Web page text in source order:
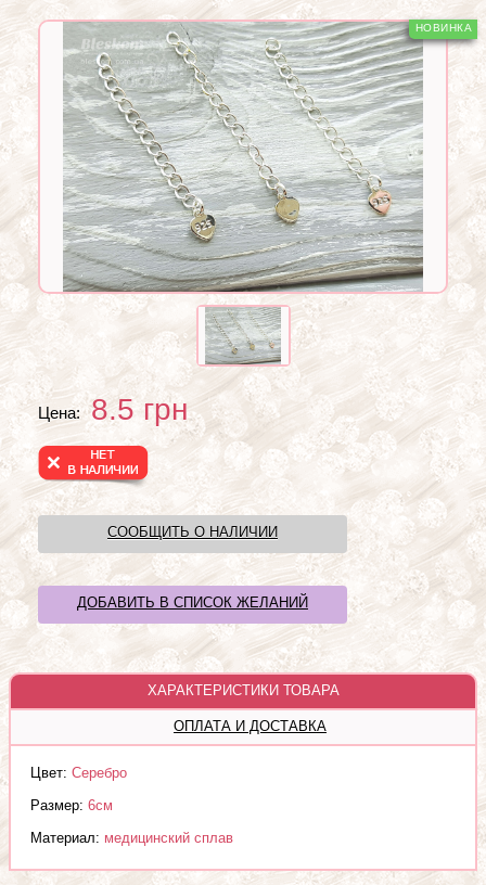
Цена: 8.5грн
СООБЩИТЬ О НАЛИЧИИ
ДОБАВИТЬ В СПИСОК ЖЕЛАНИЙ
ХАРАКТЕРИСТИКИ ТОВАРА
ОПЛАТА И ДОСТАВКА
Цвет: Серебро
Размер: 6см
Материал: медицинский сплав